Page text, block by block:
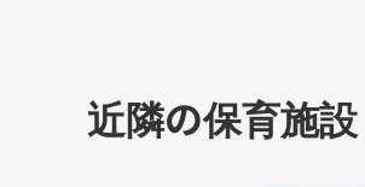
近隣の保育施設